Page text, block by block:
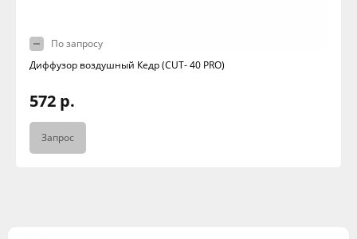
По запросу
Диффузор воздушный Кедр (CUT- 40 PRO)
572 р.
Запрос